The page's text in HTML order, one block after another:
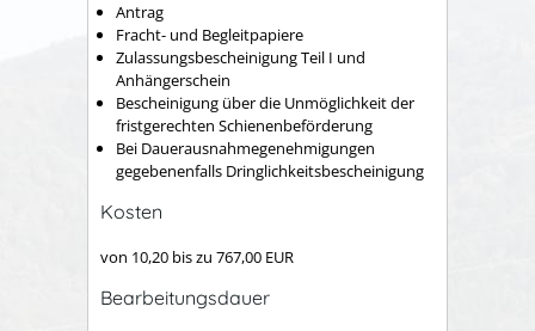
Antrag
Fracht- und Begleitpapiere
Zulassungsbescheinigung Teil I und
Anhängerschein
Bescheinigung über die Unmöglichkeit der
fristgerechten Schienenbeförderung
Bei Dauerausnahmegenehmigungen
gegebenenfalls Dringlichkeitsbescheinigung
Kosten
von 10,20 bis zu 767,00 EUR
Bearbeitungsdauer